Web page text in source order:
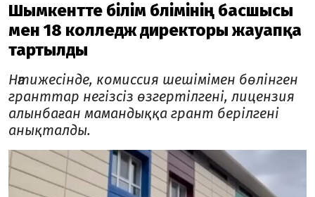
Шымкентте білім бөлімінің басшысы
мен 18 колледж директоры жауапқа
тартылды
Нәтижесінде, комиссия шешімімен бөлінген
гранттар негізсіз өзгертілгені, лицензия
алынбаған мамандыққа грант берілгені
анықталды.